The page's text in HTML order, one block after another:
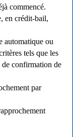
commencé.
en crédit-bail,
automatique ou
tels que les
de confirmation de
par